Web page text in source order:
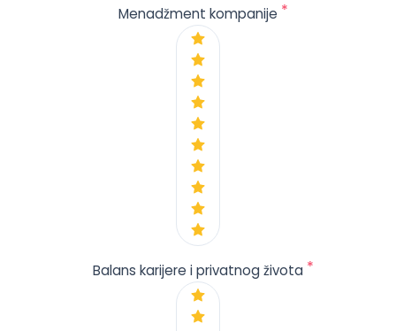
Menadžment kompanije *
Balans karijere i privatnog života *